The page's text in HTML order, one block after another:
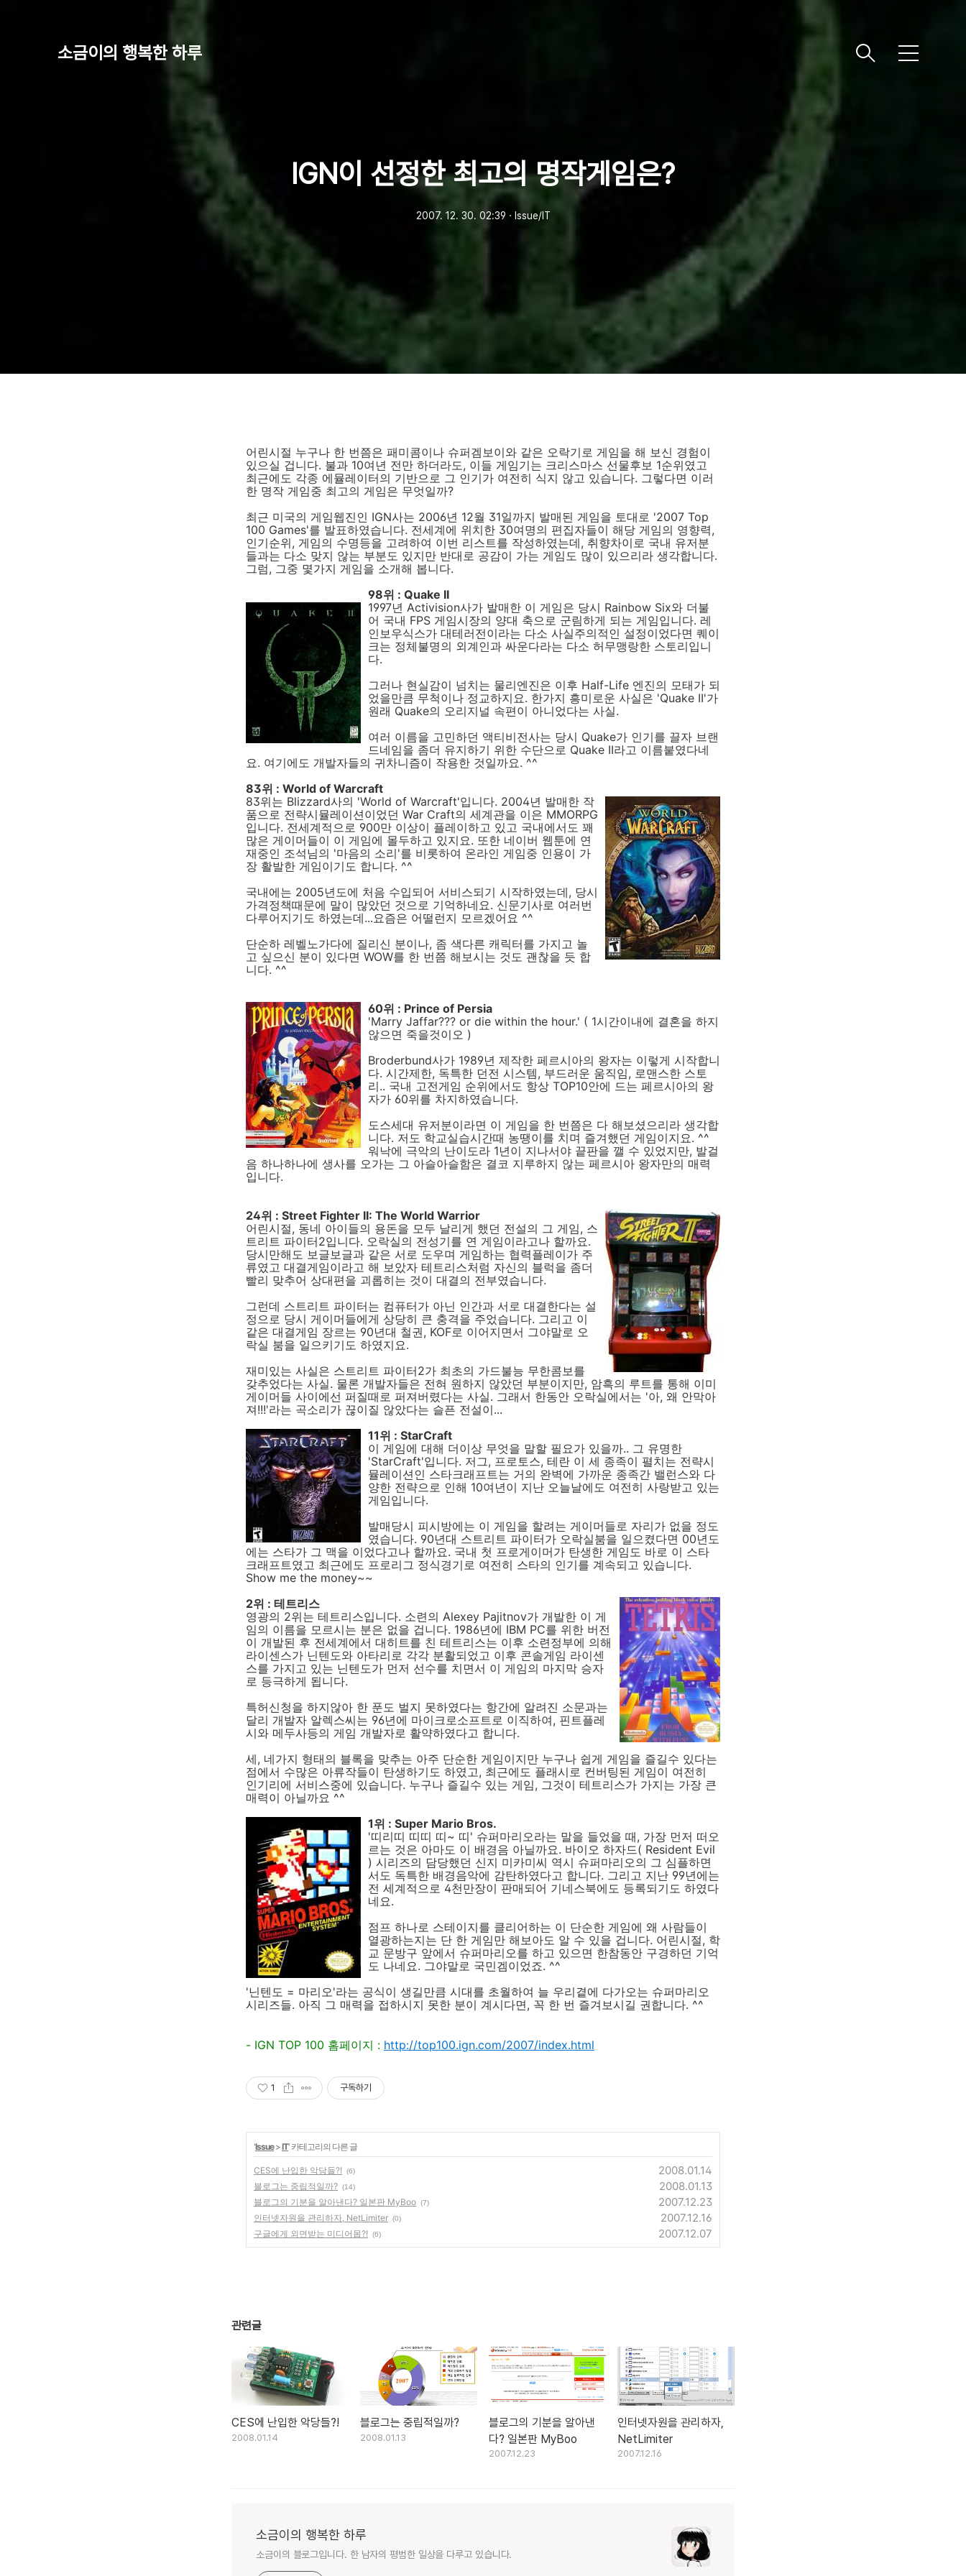
소금이의 행복한 하루
메
IGN이 선정한 최고의 명작게임은?
2007. 12. 30. 02:39 ㆍ Issue/IT
어린시절 누구나 한 번쯤은 패미콤이나 슈퍼겜보이와 같은 오락기로 게임을 해 보신 경험이
있으실 겁니다. 불과 10여년 전만 하더라도, 이들 게임기는 크리스마스 선물후보 1순위였고
최근에도 각종 에뮬레이터의 기반으로 그 인기가 여전히 식지 않고 있습니다. 그렇다면 이러
한 명작 게임중 최고의 게임은 무엇일까?
최근 미국의 게임웹진인 IGN사는 2006년 12월 31일까지 발매된 게임을 토대로 '2007 Top
100 Games'를 발표하였습니다. 전세계에 위치한 30여명의 편집자들이 해당 게임의 영향력,
인기순위, 게임의 수명등을 고려하여 이번 리스트를 작성하였는데, 취향차이로 국내 유저분
들과는 다소 맞지 않는 부분도 있지만 반대로 공감이 가는 게임도 많이 있으리라 생각합니다.
그럼, 그중 몇가지 게임을 소개해 봅니다.
98위 : Quake II
1997년 Activision사가 발매한 이 게임은 당시 Rainbow Six와 더불
어 국내 FPS 게임시장의 양대 축으로 군림하게 되는 게임입니다. 레
인보우식스가 대테러전이라는 다소 사실주의적인 설정이었다면 퀘이
크는 정체불명의 외계인과 싸운다라는 다소 허무맹랑한 스토리입니
다.
그러나 현실감이 넘치는 물리엔진은 이후 Half-Life 엔진의 모태가 되
었을만큼 무척이나 정교하지요. 한가지 흥미로운 사실은 'Quake II'가
원래 Quake의 오리지널 속편이 아니었다는 사실.
여러 이름을 고민하던 액티비전사는 당시 Quake가 인기를 끌자 브랜
드네임을 좀더 유지하기 위한 수단으로 Quake II라고 이름붙였다네
요. 여기에도 개발자들의 귀차니즘이 작용한 것일까요. ^^
83위 : World of Warcraft
83위는 Blizzard사의 'World of Warcraft'입니다. 2004년 발매한 작
품으로 전략시뮬레이션이었던 War Craft의 세계관을 이은 MMORPG
입니다. 전세계적으로 900만 이상이 플레이하고 있고 국내에서도 꽤
많은 게이머들이 이 게임에 몰두하고 있지요. 또한 네이버 웹툰에 연
재중인 조석님의 '마음의 소리'를 비롯하여 온라인 게임중 인용이 가
장 활발한 게임이기도 합니다. ^^
국내에는 2005년도에 처음 수입되어 서비스되기 시작하였는데, 당시
가격정책때문에 말이 많았던 것으로 기억하네요. 신문기사로 여러번
다루어지기도 하였는데...요즘은 어떨런지 모르겠어요 ^^
단순하 레벨노가다에 질리신 분이나, 좀 색다른 캐릭터를 가지고 놀
고 싶으신 분이 있다면 WOW를 한 번쯤 해보시는 것도 괜찮을 듯 합
니다. ^^
60위 : Prince of Persia
'Marry Jaffar??? or die within the hour.' ( 1시간이내에 결혼을 하지
않으면 죽을것이오 )
Broderbund사가 1989년 제작한 페르시아의 왕자는 이렇게 시작합니
다. 시간제한, 독특한 던전 시스템, 부드러운 움직임, 로맨스한 스토
리.. 국내 고전게임 순위에서도 항상 TOP10안에 드는 페르시아의 왕
자가 60위를 차지하였습니다.
도스세대 유저분이라면 이 게임을 한 번쯤은 다 해보셨으리라 생각합
니다. 저도 학교실습시간때 농땡이를 치며 즐겨했던 게임이지요. ^^
워낙에 극악의 난이도라 1년이 지나서야 끝판을 깰 수 있었지만, 발걸
음 하나하나에 생사를 오가는 그 아슬아슬함은 결코 지루하지 않는 페르시아 왕자만의 매력
입니다.
24위 : Street Fighter II: The World Warrior
어린시절, 동네 아이들의 용돈을 모두 날리게 했던 전설의 그 게임, 스
트리트 파이터2입니다. 오락실의 전성기를 연 게임이라고나 할까요.
당시만해도 보글보글과 같은 서로 도우며 게임하는 협력플레이가 주
류였고 대결게임이라고 해 보았자 테트리스처럼 자신의 블럭을 좀더
빨리 맞추어 상대편을 괴롭히는 것이 대결의 전부였습니다.
그런데 스트리트 파이터는 컴퓨터가 아닌 인간과 서로 대결한다는 설
정으로 당시 게이머들에게 상당히 큰 충격을 주었습니다. 그리고 이
같은 대결게임 장르는 90년대 철권, KOF로 이어지면서 그야말로 오
락실 붐을 일으키기도 하였지요.
재미있는 사실은 스트리트 파이터2가 최초의 가드불능 무한콤보를
갖추었다는 사실. 물론 개발자들은 전혀 원하지 않았던 부분이지만, 암흑의 루트를 통해 이미
게이머들 사이에선 퍼질때로 퍼져버렸다는 사실. 그래서 한동안 오락실에서는 '아, 왜 안막아
져!!!'라는 곡소리가 끊이질 않았다는 슬픈 전설이...
11위 : StarCraft
이 게임에 대해 더이상 무엇을 말할 필요가 있을까.. 그 유명한
'StarCraft'입니다. 저그, 프로토스, 테란 이 세 종족이 펼치는 전략시
뮬레이션인 스타크래프트는 거의 완벽에 가까운 종족간 밸런스와 다
양한 전략으로 인해 10여년이 지난 오늘날에도 여전히 사랑받고 있는
게임입니다.
발매당시 피시방에는 이 게임을 할려는 게이머들로 자리가 없을 정도
였습니다. 90년대 스트리트 파이터가 오락실붐을 일으켰다면 00년도
에는 스타가 그 맥을 이었다고나 할까요. 국내 첫 프로게이머가 탄생한 게임도 바로 이 스타
크래프트였고 최근에도 프로리그 정식경기로 여전히 스타의 인기를 계속되고 있습니다.
Show me the money~~
2위 : 테트리스
영광의 2위는 테트리스입니다. 소련의 Alexey Pajitnov가 개발한 이 게
임의 이름을 모르시는 분은 없을 겁니다. 1986년에 IBM PC를 위한 버전
이 개발된 후 전세계에서 대히트를 친 테트리스는 이후 소련정부에 의해
라이센스가 닌텐도와 아타리로 각각 분활되었고 이후 콘솔게임 라이센
스를 가지고 있는 닌텐도가 먼저 선수를 치면서 이 게임의 마지막 승자
로 등극하게 됩니다.
특허신청을 하지않아 한 푼도 벌지 못하였다는 항간에 알려진 소문과는
달리 개발자 알렉스씨는 96년에 마이크로소프트로 이직하여, 핀트플레
시와 메두사등의 게임 개발자로 활약하였다고 합니다.
세, 네가지 형태의 블록을 맞추는 아주 단순한 게임이지만 누구나 쉽게 게임을 즐길수 있다는
점에서 수많은 아류작들이 탄생하기도 하였고, 최근에도 플래시로 컨버팅된 게임이 여전히
인기리에 서비스중에 있습니다. 누구나 즐길수 있는 게임, 그것이 테트리스가 가지는 가장 큰
매력이 아닐까요 ^^
1위 : Super Mario Bros.
'띠리띠 띠띠 띠~ 띠' 슈퍼마리오라는 말을 들었을 때, 가장 먼저 떠오
르는 것은 아마도 이 배경음 아닐까요. 바이오 하자드( Resident Evil
) 시리즈의 담당했던 신지 미카미씨 역시 슈퍼마리오의 그 심플하면
서도 독특한 배경음악에 감탄하였다고 합니다. 그리고 지난 99년에는
전 세계적으로 4천만장이 판매되어 기네스북에도 등록되기도 하였다
네요.
점프 하나로 스테이지를 클리어하는 이 단순한 게임에 왜 사람들이
열광하는지는 단 한 게임만 해보아도 알 수 있을 겁니다. 어린시절, 학
교 문방구 앞에서 슈퍼마리오를 하고 있으면 한참동안 구경하던 기억
도 나네요. 그야말로 국민겜이었죠. ^^
'닌텐도 = 마리오'라는 공식이 생길만큼 시대를 초월하여 늘 우리곁에 다가오는 슈퍼마리오
시리즈들. 아직 그 매력을 접하시지 못한 분이 계시다면, 꼭 한 번 즐겨보시길 권합니다. ^^
- IGN TOP 100 홈페이지 : http://top100.ign.com/2007/index.html
1 구독하기
'Issue>IT' 카테고리의 다른 글
CES에 난입한 악당들?! (6) 2008.01.14
블로그는 중립적일까? (14) 2008.01.13
블로그의 기분을 알아낸다? 일본판 MyBoo (7) 2007.12.23
인터넷자원을 관리하자, NetLimiter (0) 2007.12.16
구글에게 외면받는 미디어몹?! (6) 2007.12.07
관련글
CES에 난입한 악당들?!
2008.01.14
블로그는 중립적일까?
2008.01.13
블로그의 기분을 알아낸
다? 일본판 MyBoo
2007.12.23
인터넷자원을 관리하자,
NetLimiter
2007.12.16
소금이의 행복한 하루
소금이의 블로그입니다. 한 남자의 평범한 일상을 다루고 있습니다.